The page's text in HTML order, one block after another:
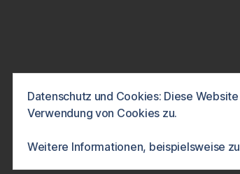
© 2026onlineportfol.io
Datenschutz und Cookies: Diese
Verwendung von Cookies zu.
Weitere Informationen, beispielsweise